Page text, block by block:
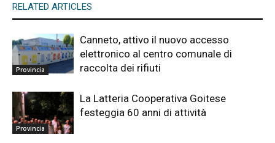
RELATED ARTICLES
Provincia
Canneto, attivo il nuovo accesso
elettronico al centro comunale di
raccolta dei rifiuti
Provincia
La Latteria Cooperativa Goitese
festeggia 60 anni di attività